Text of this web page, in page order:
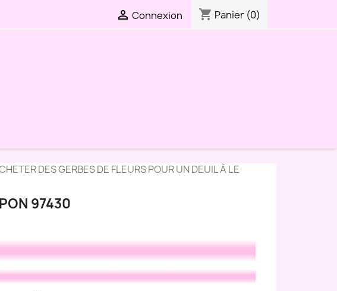
 Connexion shopping_cart Panier (0)
DES GERBES DE FLEURS POUR UN DEUIL À LE
97430